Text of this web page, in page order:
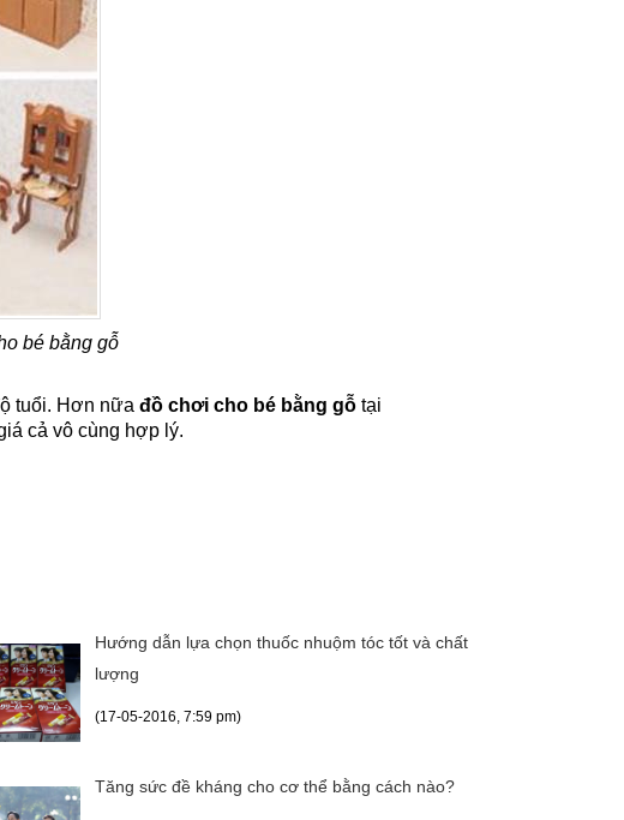
bé bằng gỗ
tuổi. Hơn nữa đồ chơi cho bé bằng gỗ tại
cả vô cùng hợp lý.
Hướng dẫn lựa chọn thuốc nhuộm tóc tốt và chất
lượng
(17-05-2016, 7:59 pm)
Tăng sức đề kháng cho cơ thể bằng cách nào?